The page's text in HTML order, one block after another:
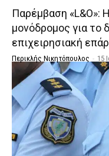
Παρέμβαση «L&O»:
μονόδρομος για το
επιχειρησιακή
Περικλής Νικητόπουλος - 15